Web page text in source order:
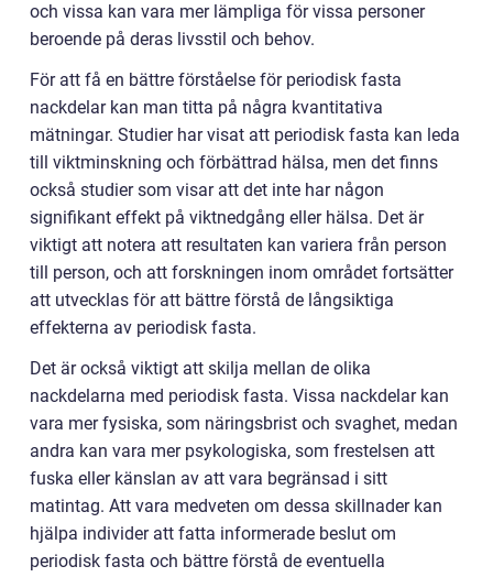
och vissa kan vara mer lämpliga för vissa personer
beroende på deras livsstil och behov.
För att få en bättre förståelse för periodisk fasta
nackdelar kan man titta på några kvantitativa
mätningar. Studier har visat att periodisk fasta kan leda
till viktminskning och förbättrad hälsa, men det finns
också studier som visar att det inte har någon
signifikant effekt på viktnedgång eller hälsa. Det är
viktigt att notera att resultaten kan variera från person
till person, och att forskningen inom området fortsätter
att utvecklas för att bättre förstå de långsiktiga
effekterna av periodisk fasta.
Det är också viktigt att skilja mellan de olika
nackdelarna med periodisk fasta. Vissa nackdelar kan
vara mer fysiska, som näringsbrist och svaghet, medan
andra kan vara mer psykologiska, som frestelsen att
fuska eller känslan av att vara begränsad i sitt
matintag. Att vara medveten om dessa skillnader kan
hjälpa individer att fatta informerade beslut om
periodisk fasta och bättre förstå de eventuella